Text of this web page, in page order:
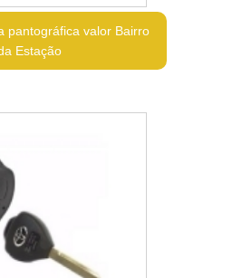
pantográfica valor Bairro
Estação